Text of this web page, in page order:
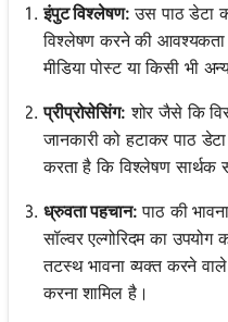
इंपुट विश्लेषण: उस पाठ डेटा
विश्लेषण करने की आवश्यकता
मीडिया पोस्ट या किसी भी
प्रीप्रोसेसिंग: शोर जैसे कि
जानकारी को हटाकर पाठ
करता है कि विश्लेषण सार्थक
ध्रुवता पहचान: पाठ की
सॉल्वर एल्गोरिदम का
तटस्थ भावना व्यक्त करने
करना शामिल है।